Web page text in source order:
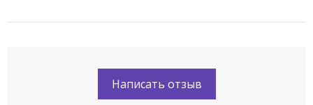
Написать отзыв